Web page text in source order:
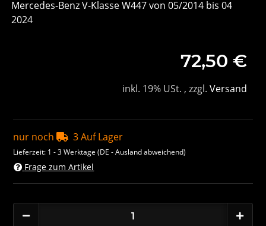
Mercedes-Benz V-Klasse W447 von 05/2014 bis 04
2024
72,50 €
inkl. 19% USt. , zzgl. Versand
nur noch 3 Auf Lager
Lieferzeit: 1 - 3 Werktage(DE - Ausland abweichend)
Frage zum Artikel